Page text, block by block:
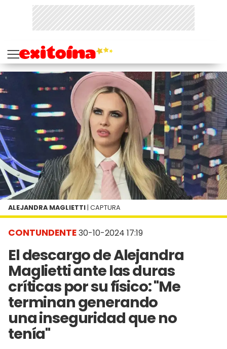
CONTUNDENTE30-10-2024 17:19
El descargo de Alejandra
Maglietti ante las duras
críticas por su físico: "Me
terminan generando
una inseguridad que no
tenía"
ALEJANDRA MAGLIETTI | CAPTURA